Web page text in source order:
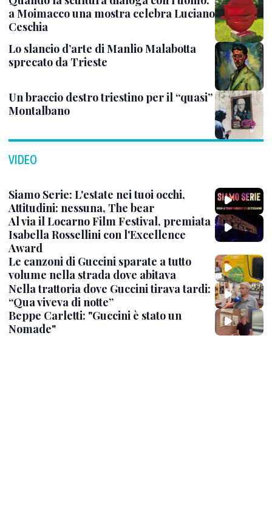
a Moimacco una mostra celebra Luciano
Ceschia
Lo slancio d’arte di Manlio Malabotta
sprecato da Trieste
Un braccio destro triestino per il “quasi”
Montalbano
VIDEO
Siamo Serie: L'estate nei tuoi occhi,
Attitudini: nessuna, The bear
Al via il Locarno Film Festival, premiata
Isabella Rossellini con l'Excellence
Award
Le canzoni di Guccini sparate a tutto
volume nella strada dove abitava
Nella trattoria dove Guccini tirava tardi:
“Qua viveva di notte”
Beppe Carletti: "Guccini è stato un
Nomade"